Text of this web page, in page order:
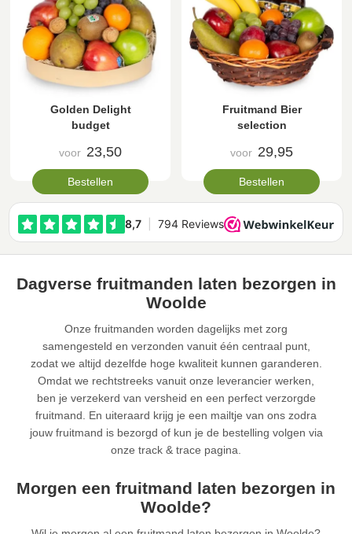
Golden Delight
budget
voor 23,50
Bestellen
Fruitmand Bier
selection
voor 29,95
Bestellen
Dagverse fruitmanden laten bezorgen in
Woolde
Onze fruitmanden worden dagelijks met zorg
samengesteld en verzonden vanuit één centraal punt,
zodat we altijd dezelfde hoge kwaliteit kunnen garanderen.
Omdat we rechtstreeks vanuit onze leverancier werken,
ben je verzekerd van versheid en een perfect verzorgde
fruitmand. En uiteraard krijg je een mailtje van ons zodra
jouw fruitmand is bezorgd of kun je de bestelling volgen via
onze track & trace pagina.
Morgen een fruitmand laten bezorgen in
Woolde?